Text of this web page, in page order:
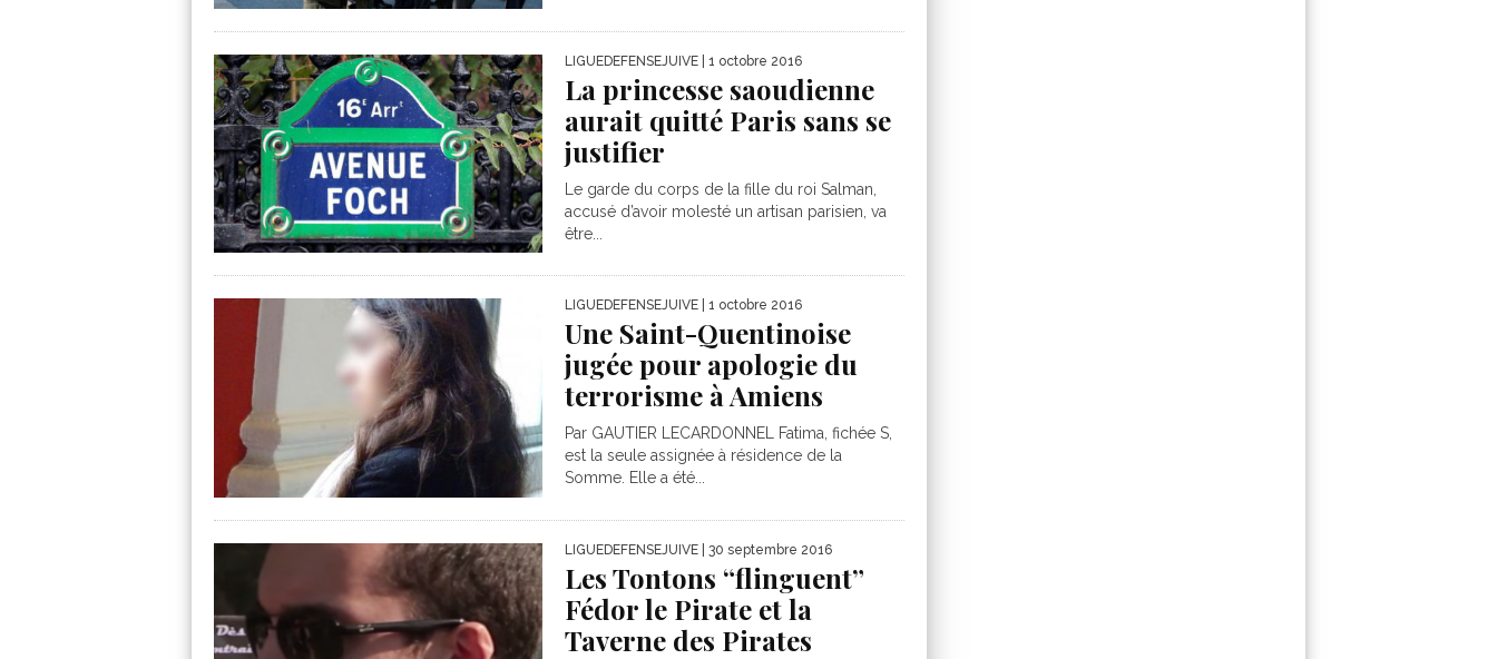
LIGUEDEFENSEJUIVE | 1 octobre 2016
La princesse saoudienne
aurait quitté Paris sans se
justifier
Le garde du corps de la fille du roi Salman,
accusé d’avoir molesté un artisan parisien, va
être...
LIGUEDEFENSEJUIVE | 1 octobre 2016
Une Saint-Quentinoise
jugée pour apologie du
terrorisme à Amiens
Par GAUTIER LECARDONNEL Fatima, fichée S,
est la seule assignée à résidence de la
Somme. Elle a été...
LIGUEDEFENSEJUIVE | 30 septembre 2016
Les Tontons “flinguent”
Fédor le Pirate et la
Taverne des Pirates